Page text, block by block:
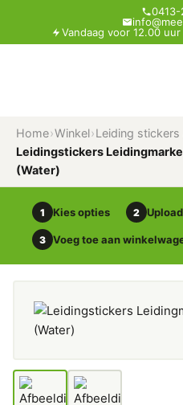
0413-
Vandaag voor 12.00
Home›Winkel›Leiding
Leidingstickers
(Water)
1 Kies opties 2
3 Voeg toe aan